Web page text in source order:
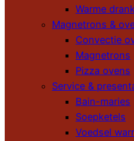
Warme
Magnetrons &
Convectie
Magnetrons
Pizza ovens
Service &
Bain-maries
Soepketels
Voedsel